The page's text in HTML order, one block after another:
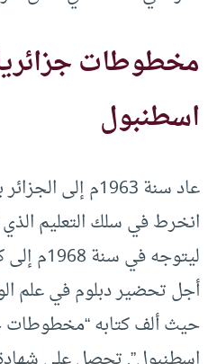
مخطوطات
اسطنبول
عاد سنة 1963م إلى
انخرط في سلك التعليم
ليتوجه
أجل تحضير دبلوم في علم
حيث ألف كتابه “مخطوطات